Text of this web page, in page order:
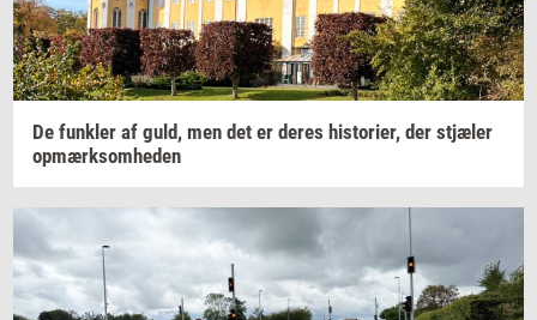
De funk­ler af guld, men det er deres hi­sto­ri­er, der stjæ­ler
op­mærk­som­he­den